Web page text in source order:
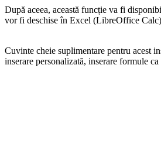
După aceea, această funcție va fi
vor fi deschise în Excel (LibreOffice
Cuvinte cheie suplimentare pentru acest
inserare personalizată, inserare formule